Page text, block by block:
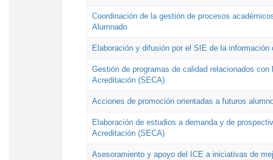
Coordinación de la gestión de procesos
Alumnado
Elaboración y difusión por el SIE de la
Gestión de programas de calidad relacionados
Acreditación (SECA)
Acciones de promoción orientadas a futuros
Elaboración de estudios a demanda y de
Acreditación (SECA)
Asesoramiento y apoyo del ICE a iniciativas de